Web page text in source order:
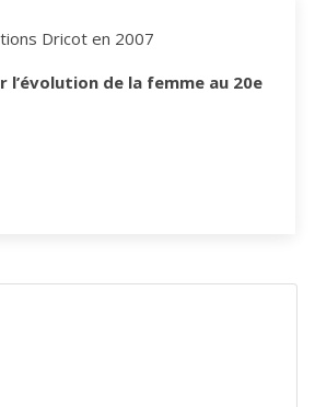
Dricot en 2007
l’évolution de la femme au 20e